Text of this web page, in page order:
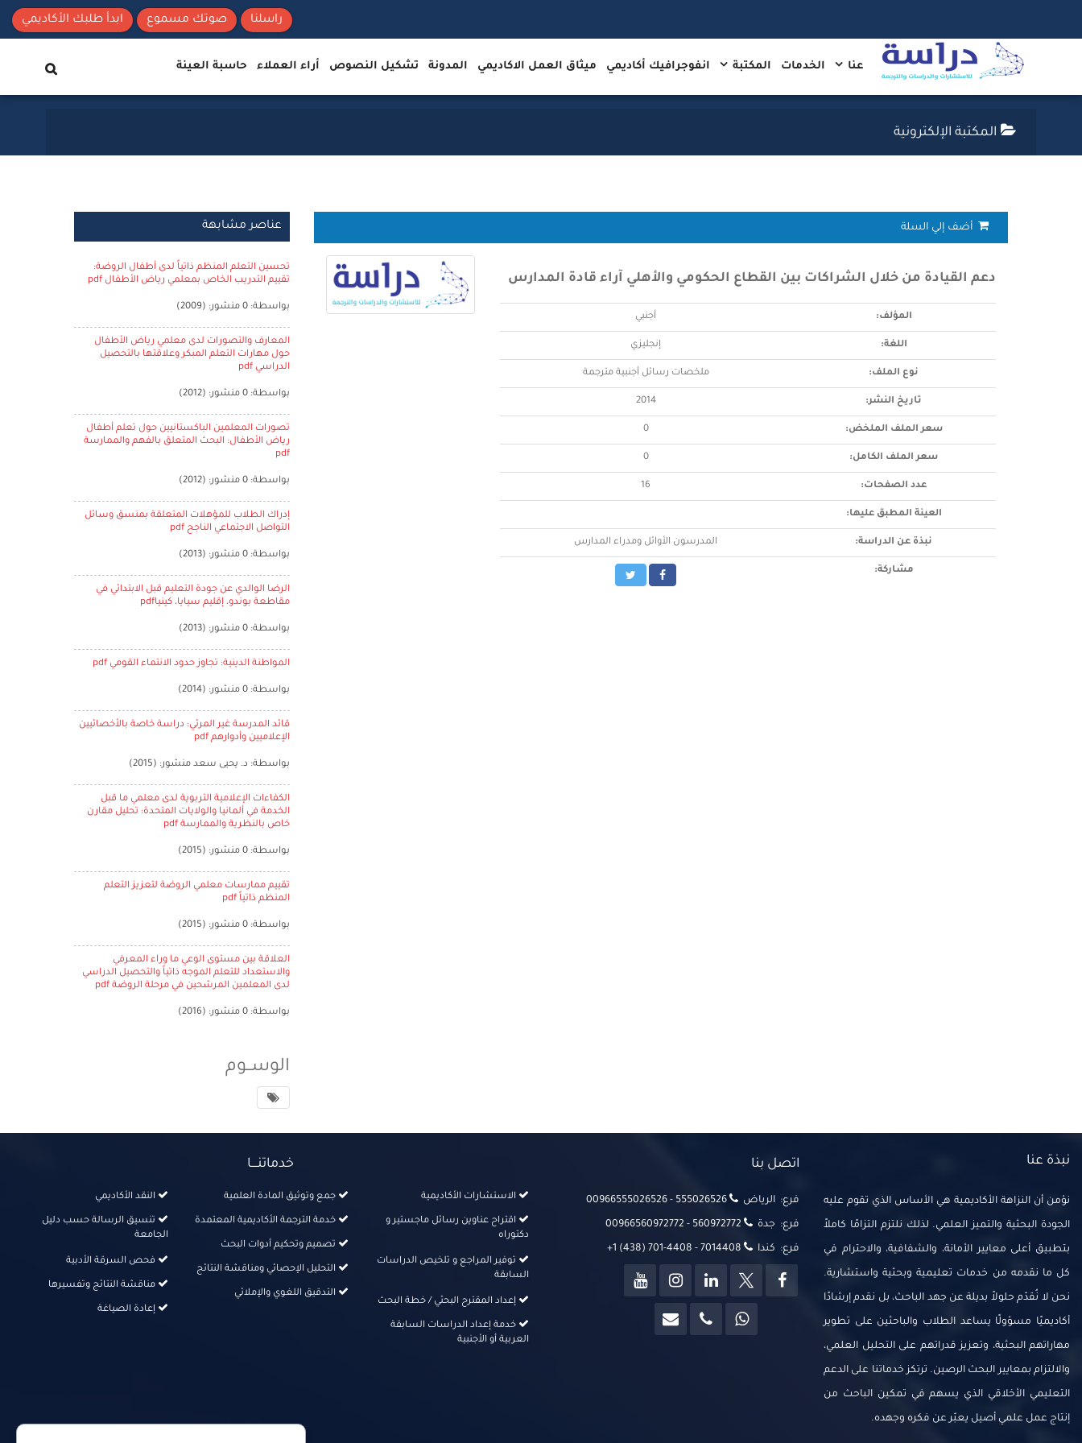
ابدأ طلبك الأكاديمي صوتك مسموع راسلنا
عنا الخدمات المكتبة انفوجرافيك أكاديمي ميثاق العمل الاكاديمي المدونة تشكيل النصوص أراء العملاء حاسبة العينة
المكتبة الإلكترونية
أضف إلي السلة
دعم القيادة من خلال الشراكات بين القطاع الحكومي والأهلي آراء قادة المدارس
المؤلف: أجنبي
اللغة: إنجليزي
نوع الملف: ملخصات رسائل أجنبية مترجمة
تاريخ النشر: 2014
سعر الملف الملخض: 0
سعر الملف الكامل: 0
عدد الصفحات: 16
العينة المطبق عليها:
نبذة عن الدراسة: المدرسون الأوائل ومدراء المدارس
مشاركة:
عناصر مشابهة
تحسين التعلم المنظم ذاتياً لدى أطفال الروضة:
تقييم التدريب الخاص بمعلمي رياض الأطفال pdf
بواسطة: 0 منشور: (2009)
المعارف والتصورات لدى معلمي رياض الأطفال
حول مهارات التعلم المبكر وعلاقتها بالتحصيل
الدراسي pdf
بواسطة: 0 منشور: (2012)
تصورات المعلمين الباكستانيين حول تعلم أطفال
رياض الأطفال: البحث المتعلق بالفهم والممارسة
pdf
بواسطة: 0 منشور: (2012)
إدراك الطلاب للمؤهلات المتعلقة بمنسق وسائل
التواصل الاجتماعي الناجح pdf
بواسطة: 0 منشور: (2013)
الرضا الوالدي عن جودة التعليم قبل الابتدائي في
مقاطعة بوندو، إقليم سيايا، كينياpdf
بواسطة: 0 منشور: (2013)
المواطنة الدينية: تجاوز حدود الانتماء القومي pdf
بواسطة: 0 منشور: (2014)
قائد المدرسة غير المرئي: دراسة خاصة بالأخصائيين
الإعلاميين وأدوارهم pdf
بواسطة: د. يحيى سعد منشور: (2015)
الكفاءات الإعلامية التربوية لدى معلمي ما قبل
الخدمة في ألمانيا والولايات المتحدة: تحليل مقارن
خاص بالنظرية والممارسة pdf
بواسطة: 0 منشور: (2015)
تقييم ممارسات معلمي الروضة لتعزيز التعلم
المنظم ذاتياً pdf
بواسطة: 0 منشور: (2015)
العلاقة بين مستوى الوعي ما وراء المعرفي
والاستعداد للتعلم الموجه ذاتياً والتحصيل الدراسي
لدى المعلمين المرشحين في مرحلة الروضة pdf
بواسطة: 0 منشور: (2016)
الوســوم
نبذة عنا
نؤمن أن النزاهة الأكاديمية هي الأساس الذي تقوم عليه
الجودة البحثية والتميز العلمي. لذلك نلتزم التزامًا كاملاً
بتطبيق أعلى معايير الأمانة، والشفافية، والاحترام في
كل ما نقدمه من خدمات تعليمية وبحثية واستشارية.
نحن لا نُقدّم حلولاً بديلة عن جهد الباحث، بل نقدم إرشادًا
أكاديميًا مسؤولًا يساعد الطلاب والباحثين على تطوير
مهاراتهم البحثية، وتعزيز قدراتهم على التحليل العلمي،
والالتزام بمعايير البحث الرصين. ترتكز خدماتنا على الدعم
التعليمي الأخلاقي الذي يسهم في تمكين الباحث من
إنتاج عمل علمي أصيل يعبّر عن فكره وجهده.
اتصل بنا
فرع: الرياض 00966555026526‬‬ - 555026526‬‬
فرع: جدة 00966560972772 - 560972772
فرع: كندا +1 (438) 701-4408 - 7014408
خدماتنــــا
الاستشارات الأكاديمية
اقتراح عناوين رسائل ماجستير و
دكتوراه
توفير المراجع و تلخيص الدراسات
السابقة
إعداد المقترح البحثي / خطة البحث
خدمة إعداد الدراسات السابقة
العربية أو الأجنبية
جمع وتوثيق المادة العلمية
خدمة الترجمة الأكاديمية المعتمدة
تصميم وتحكيم أدوات البحث
التحليل الإحصائي ومناقشة النتائج
التدقيق اللغوي والإملائي
النقد الأكاديمي
تنسيق الرسالة حسب دليل
الجامعة
فحص السرقة الأدبية
مناقشة النتائج وتفسيرها
إعادة الصياغة